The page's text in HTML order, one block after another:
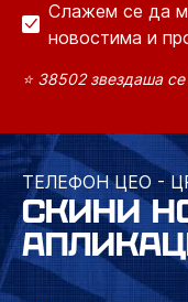
Слажем се да
новостима и
⭐ 38502 звездаша
ТЕЛЕФОН ЦЕО -
СКИНИ